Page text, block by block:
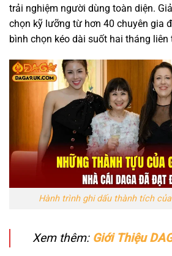
trải nghiệm người dùng toàn diện.
chọn kỹ lưỡng từ hơn 40 chuyên gia
bình chọn kéo dài suốt hai tháng liên
Hành trình ghi dấu thành tích
Xem thêm: Giới Thiệu